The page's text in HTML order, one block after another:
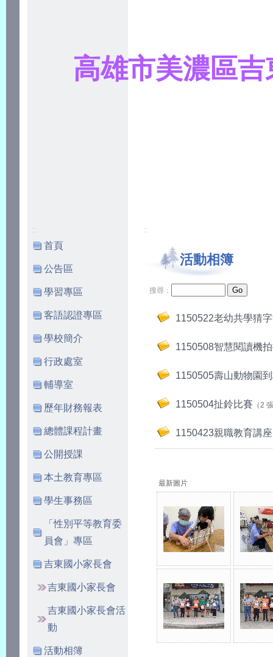
高雄市美濃區
:::
首頁
公告區
學習專區
客語認證專區
學校簡介
行政處室
輔導室
歷年財務報表
總體課程計畫
公開授課
本土教育專區
學生事務區
「性別平等教育委
員會」專區
吉東國小家長會
吉東國小家長會
吉東國小家長會活
動
活動相簿
:::
活動相簿
搜尋：
1150522老幼共學猜
1150508智慧閱讀機
1150505壽山動物園
1150504扯鈴比賽 （2
1150423親職教育講座
最新圖片